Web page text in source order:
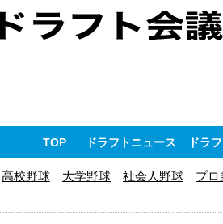
TOP ドラフトニュース ドラ
高校野球 大学野球 社会人野球 プロ